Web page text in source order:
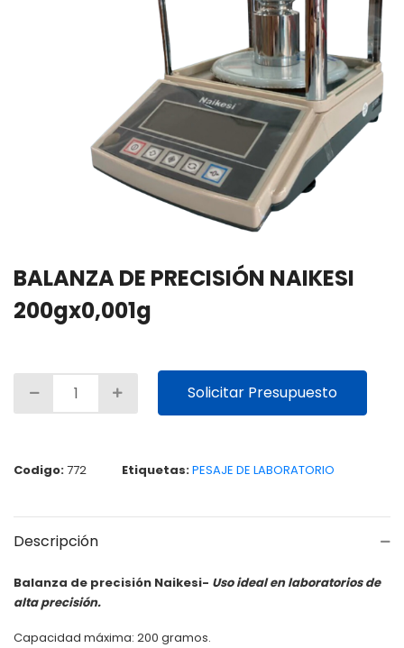
BALANZA DE PRECISIÓN NAIKESI
200gx0,001g
Solicitar Presupuesto
Codigo:772 Etiquetas:PESAJE DE LABORATORIO
Descripción
Balanza de precisión Naikesi- Uso ideal en laboratorios de
alta precisión.
Capacidad máxima: 200 gramos.